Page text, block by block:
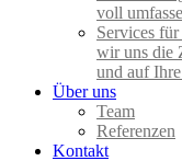
voll
Services
wir uns die
und auf
Über uns
Team
Referenzen
Kontakt